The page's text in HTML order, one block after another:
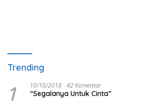
Trending
1 10/10/2018 42 Komentar
“Segalanya Untuk Cinta”